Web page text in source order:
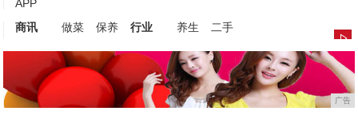
APP
商讯
做菜 保养 行业 养生 二手
广告